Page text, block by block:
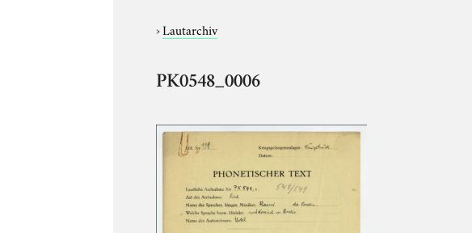
›Lautarchiv
PK0548_0006